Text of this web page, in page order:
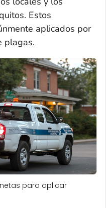
Estos
aplicados por
plagas.
para aplicar